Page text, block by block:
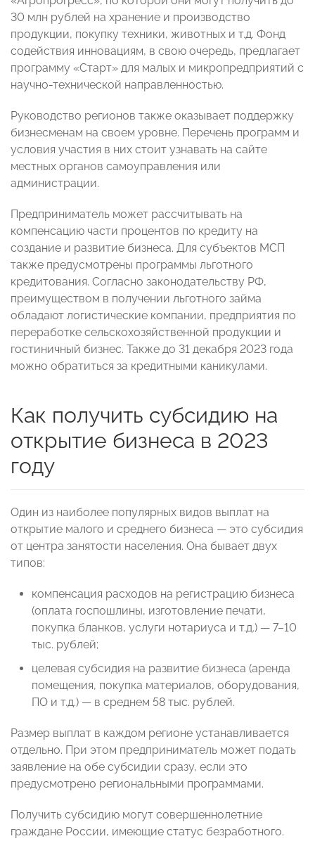
30 млн рублей на хранение и производство
продукции, покупку техники, животных и т.д. Фонд
содействия инновациям, в свою очередь, предлагает
программу «Старт» для малых и микропредприятий с
научно-технической направленностью.
Руководство регионов также оказывает поддержку
бизнесменам на своем уровне. Перечень программ и
условия участия в них стоит узнавать на сайте
местных органов самоуправления или
администрации.
Предприниматель может рассчитывать на
компенсацию части процентов по кредиту на
создание и развитие бизнеса. Для субъектов МСП
также предусмотрены программы льготного
кредитования. Согласно законодательству РФ,
преимуществом в получении льготного займа
обладают логистические компании, предприятия по
переработке сельскохозяйственной продукции и
гостиничный бизнес. Также до 31 декабря 2023 года
можно обратиться за кредитными каникулами.
Как получить субсидию на
открытие бизнеса в 2023
году
Один из наиболее популярных видов выплат на
открытие малого и среднего бизнеса — это субсидия
от центра занятости населения. Она бывает двух
типов:
компенсация расходов на регистрацию бизнеса
(оплата госпошлины, изготовление печати,
покупка бланков, услуги нотариуса и т.д.) — 7–10
тыс. рублей;
целевая субсидия на развитие бизнеса (аренда
помещения, покупка материалов, оборудования,
ПО и т.д.) — в среднем 58 тыс. рублей.
Размер выплат в каждом регионе устанавливается
отдельно. При этом предприниматель может подать
заявление на обе субсидии сразу, если это
предусмотрено региональными программами.
Получить субсидию могут совершеннолетние
граждане России, имеющие статус безработного.